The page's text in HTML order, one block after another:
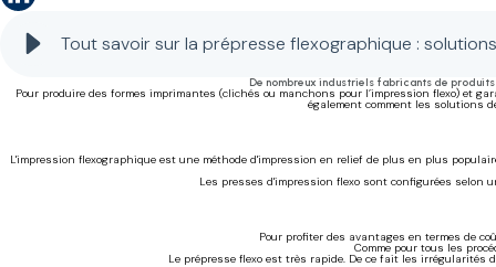
Tout savoir sur la prépresse flexographique :
De nombreux industriels fabricants de
Pour produire des formes imprimantes (clichés ou manchons pour l’impression flexo) et
également comment les solutions
L'impression flexographique est une méthode d'impression en relief de plus en plus
Les presses d'impression flexo sont configurées selon
Pour profiter des avantages en termes de
Comme pour tous les
Le prépresse flexo est très rapide. De ce fait les